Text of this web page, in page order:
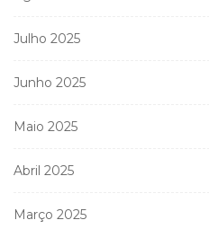
Julho 2025
Junho 2025
Maio 2025
Abril 2025
Março 2025